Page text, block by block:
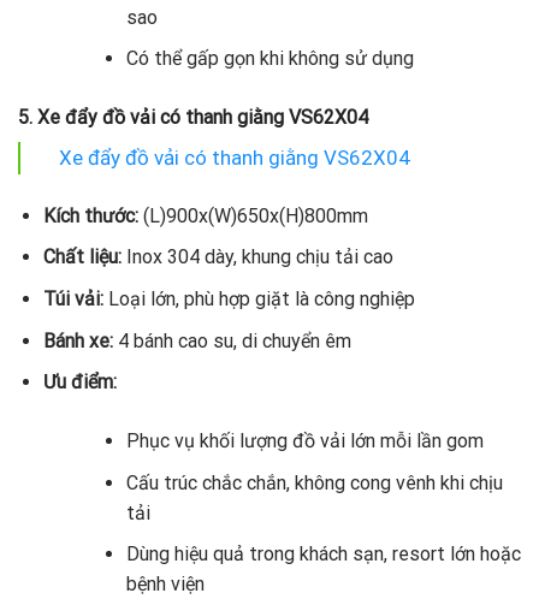
sao
Có thể gấp gọn khi không sử dụng
5. Xe đẩy đồ vải có thanh giằng VS62X04
Xe đẩy đồ vải có thanh giằng VS62X04
Kích thước:(L)900x(W)650x(H)800mm
Chất liệu:Inox 304 dày, khung chịu tải cao
Túi vải:Loại lớn, phù hợp giặt là công nghiệp
Bánh xe:4 bánh cao su, di chuyển êm
Ưu điểm:
Phục vụ khối lượng đồ vải lớn mỗi lần gom
Cấu trúc chắc chắn, không cong vênh khi chịu
tải
Dùng hiệu quả trong khách sạn, resort lớn hoặc
bệnh viện